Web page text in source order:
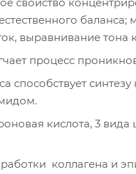
выравнивание тона
процесс
кислота, 3 вида
коллагена и